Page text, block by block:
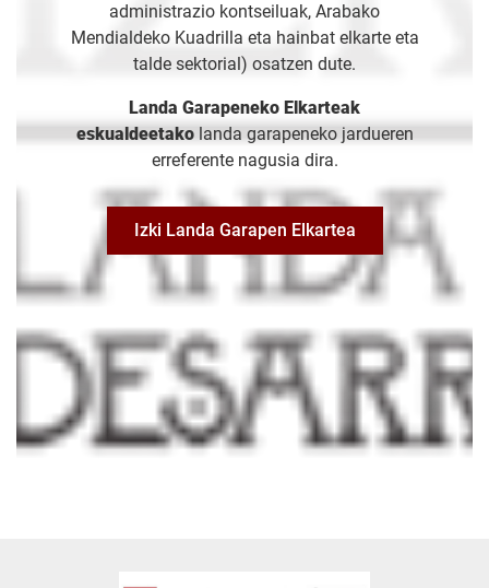
administrazio kontseiluak, Arabako
Mendialdeko Kuadrilla eta hainbat elkarte eta
talde sektorial) osatzen dute.
Landa Garapeneko Elkarteak
eskualdeetakolanda garapeneko jardueren
erreferente nagusia dira.
Izki Landa Garapen Elkartea